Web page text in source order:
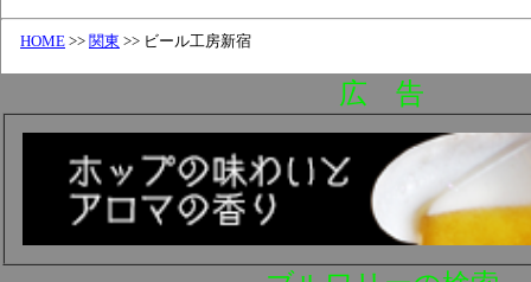
HOME >> 関東 >> ビール工房新宿